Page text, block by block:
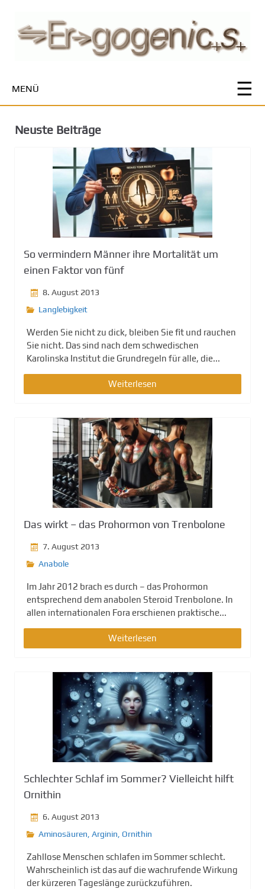
t
MENÜ
Neuste Beiträge
So vermindern Männer ihre Mortalität um
einen Faktor von fünf
8. August 2013
Langlebigkeit
Werden Sie nicht zu dick, bleiben Sie fit und rauchen
Sie nicht. Das sind nach dem schwedischen
Karolinska Institut die Grundregeln für alle, die...
Weiterlesen
Das wirkt – das Prohormon von Trenbolone
7. August 2013
Anabole
Im Jahr 2012 brach es durch – das Prohormon
entsprechend dem anabolen Steroid Trenbolone. In
allen internationalen Fora erschienen praktische...
Weiterlesen
Schlechter Schlaf im Sommer? Vielleicht hilft
Ornithin
6. August 2013
Aminosäuren, Arginin, Ornithin
Zahllose Menschen schlafen im Sommer schlecht.
Wahrscheinlich ist das auf die wachrufende Wirkung
der kürzeren Tageslänge zurückzuführen.